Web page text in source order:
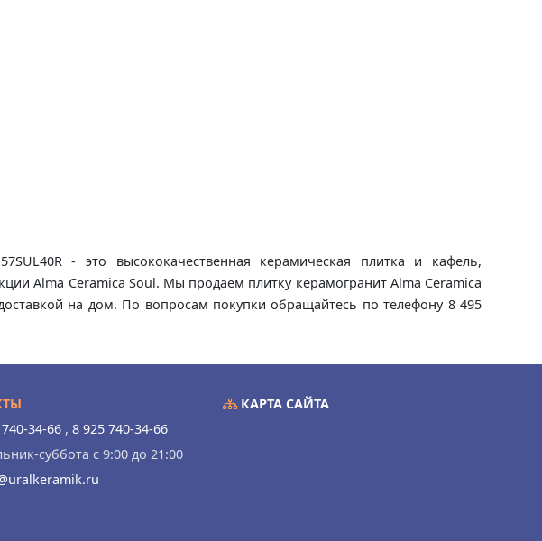
- это высококачественная керамическая плитка и кафель,
Alma Ceramica Soul. Мы продаем плитку керамогранит Alma Ceramica
на дом. По вопросам покупки обращайтесь по телефону 8 495
34-66 , 8 925 740-34-66
суббота с 9:00 до 21:00
КАРТА САЙТА